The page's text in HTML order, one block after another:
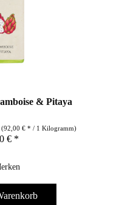
& Pitaya
(92,00 € * / 1 Kilogramm)
€ *